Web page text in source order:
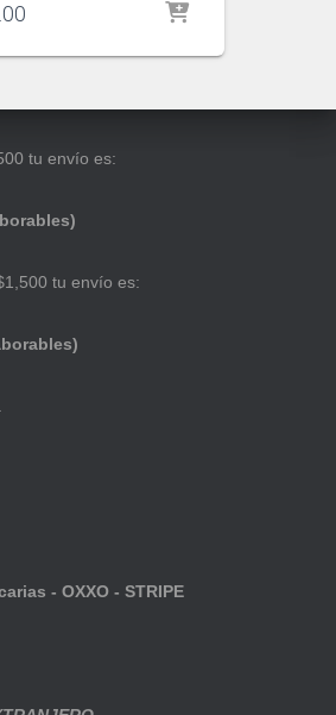
tu envío es:
tu envío es:
- OXXO - STRIPE